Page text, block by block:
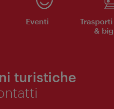
Eventi
&
turistiche